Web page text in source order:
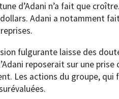
d’Adani n’a fait que
Adani a notamment
fulgurante laisse des
reposerait sur une
Les actions du groupe,